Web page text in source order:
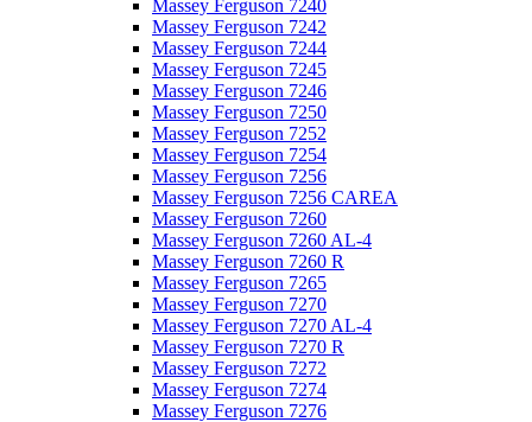
Massey Ferguson 7240
Massey Ferguson 7242
Massey Ferguson 7244
Massey Ferguson 7245
Massey Ferguson 7246
Massey Ferguson 7250
Massey Ferguson 7252
Massey Ferguson 7254
Massey Ferguson 7256
Massey Ferguson 7256 CAREA
Massey Ferguson 7260
Massey Ferguson 7260 AL-4
Massey Ferguson 7260 R
Massey Ferguson 7265
Massey Ferguson 7270
Massey Ferguson 7270 AL-4
Massey Ferguson 7270 R
Massey Ferguson 7272
Massey Ferguson 7274
Massey Ferguson 7276